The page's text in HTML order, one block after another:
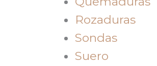
Rozaduras
Sondas
Suero